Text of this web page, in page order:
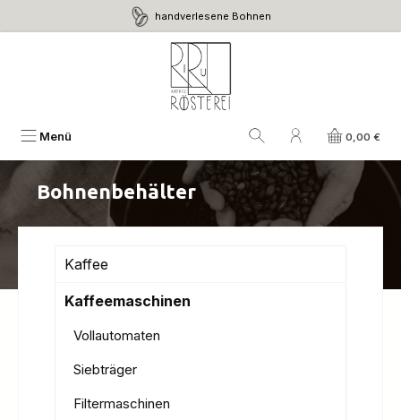
Zum Hauptinhalt springen handverlesene Bohnen
Menü 0,00 €
Bohnenbehälter
Kaffee
Kaffeemaschinen
Vollautomaten
Siebträger
Filtermaschinen